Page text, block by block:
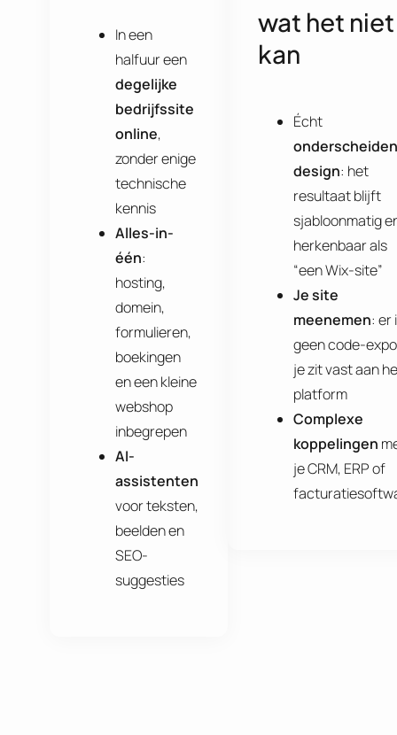
In een
halfuur een
degelijke
bedrijfssite
online,
zonder enige
technische
kennis
Alles-in-
één:
hosting,
domein,
formulieren,
boekingen
en een kleine
webshop
inbegrepen
AI-
assistenten
voor teksten,
beelden en
SEO-
suggesties
wat het niet
kan
Écht
design: het
resultaat blijft
sjabloonmatig
herkenbaar als
“een Wix-site”
Je site
meenemen: er
geen code-
je zit vast aan
platform
Complexe
koppelingen
je CRM, ERP of